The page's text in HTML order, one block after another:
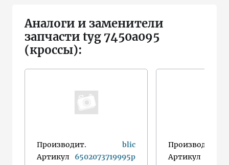
Аналоги и заменители
запчасти tyg 7450a095
(кроссы):
Производит.
blic
Артикул
6502073719995p
Производит.
Артикул